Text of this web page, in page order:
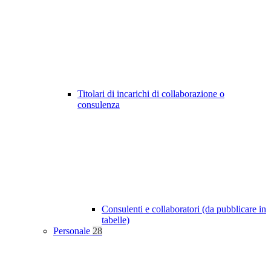
Titolari di incarichi di collaborazione o
consulenza
Consulenti e collaboratori (da pubblicare in
tabelle)
Personale 28